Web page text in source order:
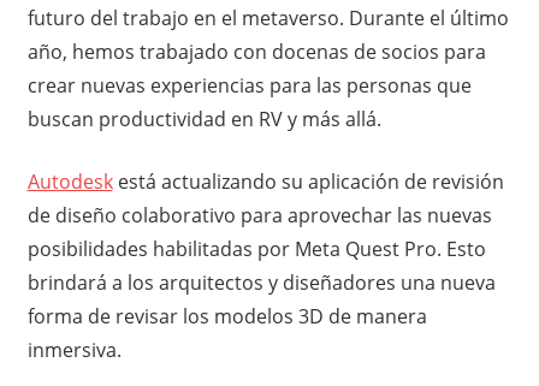
futuro del trabajo en el metaverso. Durante el último
año, hemos trabajado con docenas de socios para
crear nuevas experiencias para las personas que
buscan productividad en RV y más allá.
Autodeskestá actualizando su aplicación de revisión
de diseño colaborativo para aprovechar las nuevas
posibilidades habilitadas por Meta Quest Pro. Esto
brindará a los arquitectos y diseñadores una nueva
forma de revisar los modelos 3D de manera
inmersiva.